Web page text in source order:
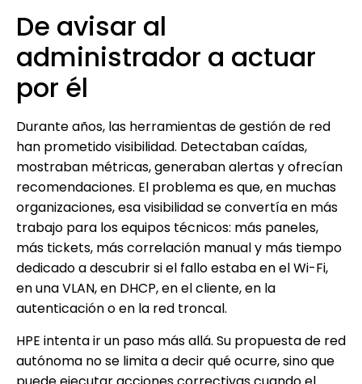
De avisar al
administrador a actuar
por él
Durante años, las herramientas de gestión de red
han prometido visibilidad. Detectaban caídas,
mostraban métricas, generaban alertas y ofrecían
recomendaciones. El problema es que, en muchas
organizaciones, esa visibilidad se convertía en más
trabajo para los equipos técnicos: más paneles,
más tickets, más correlación manual y más tiempo
dedicado a descubrir si el fallo estaba en el Wi-Fi,
en una VLAN, en DHCP, en el cliente, en la
autenticación o en la red troncal.
HPE intenta ir un paso más allá. Su propuesta de red
autónoma no se limita a decir qué ocurre, sino que